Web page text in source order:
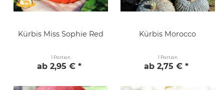
Kürbis Miss Sophie Red
1 Portion
ab 2,95 € *
Kürbis Morocco
1 Portion
ab 2,75 € *